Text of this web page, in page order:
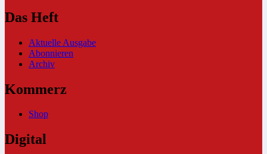
Das Heft
Aktuelle Ausgabe
Abonnieren
Archiv
Kommerz
Shop
Digital